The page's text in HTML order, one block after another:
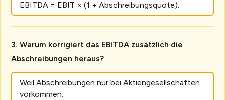
EBITDA = EBIT × (1 + Abschreibungsquote).
Warum korrigiert das EBITDA zusätzlich die
Abschreibungen heraus?
Weil Abschreibungen nur bei Aktiengesellschaften
vorkommen.